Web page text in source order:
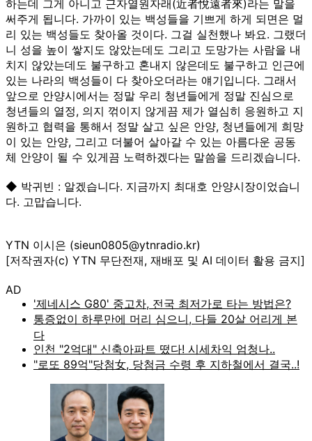
하는데 그게 아니고 근자열원자래(近者悅遠者來)라는 말을
써주게 됩니다. 가까이 있는 백성들을 기쁘게 하게 되면은 멀
리 있는 백성들도 찾아올 것이다. 그걸 실천했나 봐요. 그랬더
니 성을 높이 쌓지도 않았는데도 그리고 도망가는 사람을 내
치지 않았는데도 불구하고 혼내지 않은데도 불구하고 인근에
있는 나라의 백성들이 다 찾아오더라는 얘기입니다. 그래서
앞으로 안양시에서는 정말 우리 청년들에게 정말 진심으로
청년들의 열정, 의지 꺾이지 않게끔 제가 열심히 응원하고 지
원하고 협력을 통해서 정말 살고 싶은 안양, 청년들에게 희망
이 있는 안양, 그리고 더불어 살아갈 수 있는 아름다운 공동
체 안양이 될 수 있게끔 노력하겠다는 말씀을 드리겠습니다.
◆ 박귀빈 : 알겠습니다. 지금까지 최대호 안양시장이었습니
다. 고맙습니다.
YTN 이시은 (sieun0805@ytnradio.kr)
[저작권자(c) YTN 무단전재, 재배포 및 AI 데이터 활용 금지]
AD